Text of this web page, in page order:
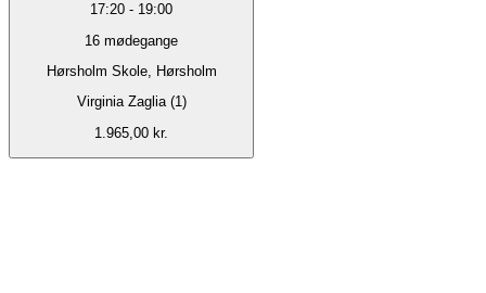
17:20 - 19:00
16 mødegange
Hørsholm Skole, Hørsholm
Virginia Zaglia (1)
1.965,00 kr.